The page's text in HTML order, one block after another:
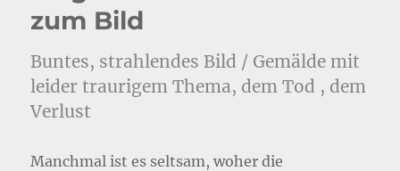
zum Bild
Buntes, strahlendes Bild / Gemälde mit
leider traurigem Thema, dem Tod , dem
Verlust
Manchmal ist es seltsam, woher die